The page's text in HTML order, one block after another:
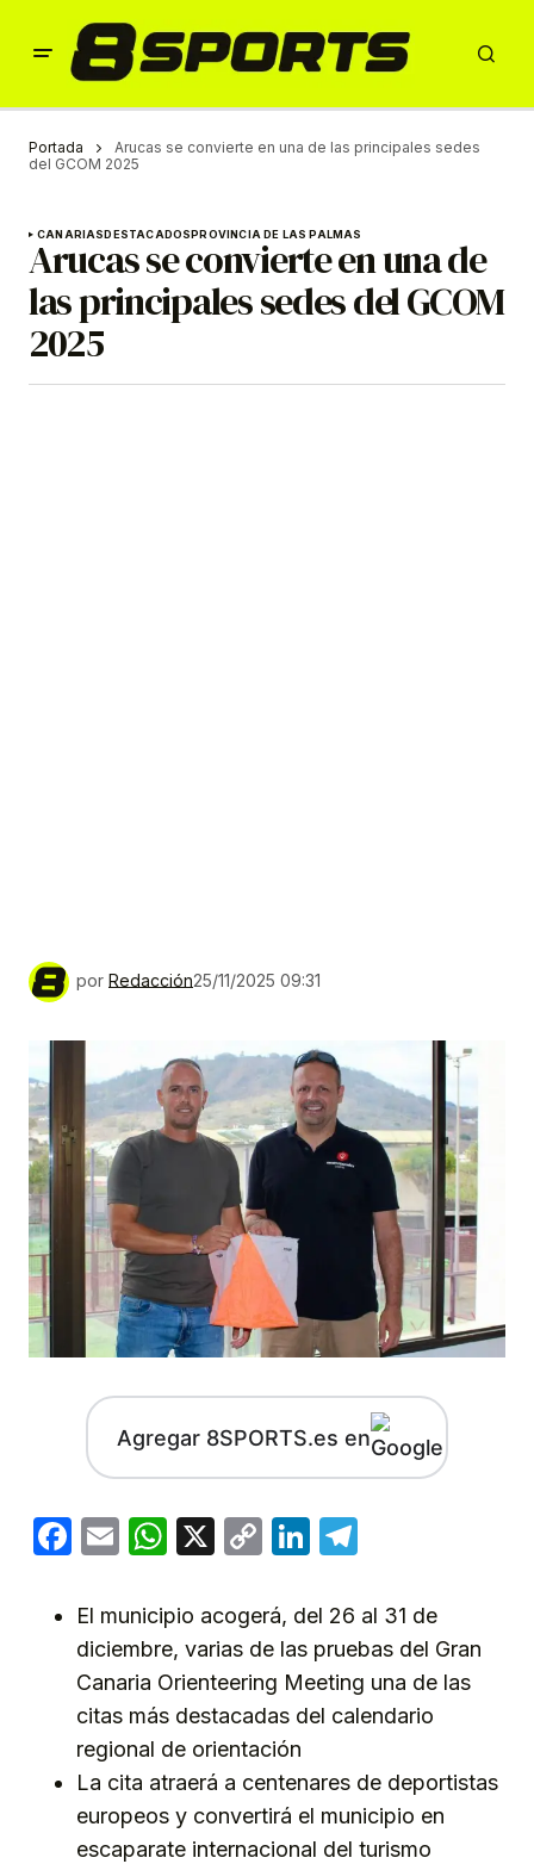
Portada
Arucas se convierte en una de las principales sedes
del GCOM 2025
CANARIASDESTACADOSPROVINCIA DE LAS PALMAS
Arucas se convierte en una de
las principales sedes del GCOM
2025
por Redacción25/11/2025 09:31
Agregar 8SPORTS.es en
Facebook
EmailWhatsApp
X
CopyLinkedIn
El municipio acogerá, del 26 al 31 de
diciembre, varias de las pruebas del Gran
Canaria Orienteering Meeting una de las
citas más destacadas del calendario
regional de orientación
La cita atraerá a centenares de deportistas
europeos y convertirá el municipio en
escaparate internacional del turismo